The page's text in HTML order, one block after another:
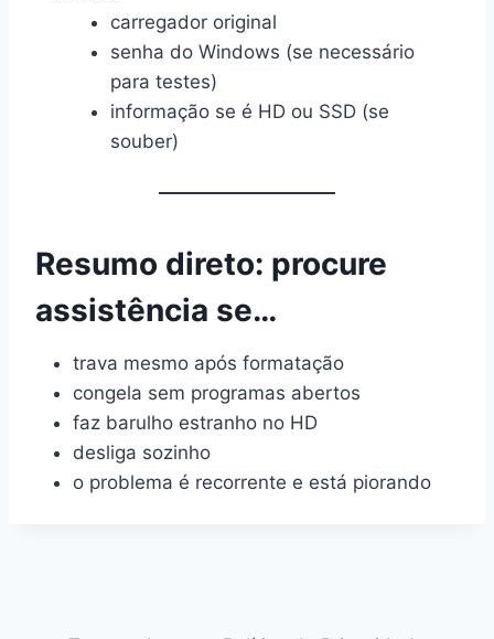
carregador original
senha do Windows (se necessário
para testes)
informação se é HD ou SSD (se
souber)
Resumo direto: procure
assistência se…
trava mesmo após formatação
congela sem programas abertos
faz barulho estranho no HD
desliga sozinho
o problema é recorrente e está piorando